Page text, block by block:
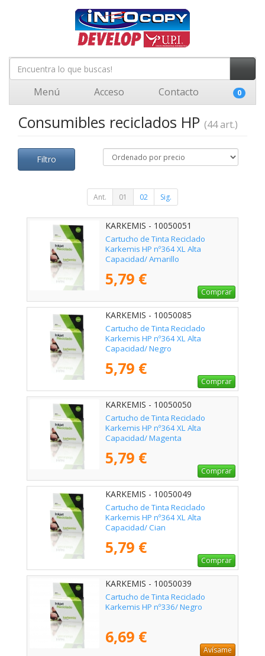
Menú Acceso Contacto 0
Consumibles reciclados HP (44 art.)
Filtro
Ant. 01 02 Sig.
KARKEMIS - 10050051
Cartucho de Tinta Reciclado
Karkemis HP nº364 XL Alta
Capacidad/ Amarillo
5,79 €
Comprar
KARKEMIS - 10050085
Cartucho de Tinta Reciclado
Karkemis HP nº364 XL Alta
Capacidad/ Negro
5,79 €
Comprar
KARKEMIS - 10050050
Cartucho de Tinta Reciclado
Karkemis HP nº364 XL Alta
Capacidad/ Magenta
5,79 €
Comprar
KARKEMIS - 10050049
Cartucho de Tinta Reciclado
Karkemis HP nº364 XL Alta
Capacidad/ Cian
5,79 €
Comprar
KARKEMIS - 10050039
Cartucho de Tinta Reciclado
Karkemis HP nº336/ Negro
6,69 €
Avísame